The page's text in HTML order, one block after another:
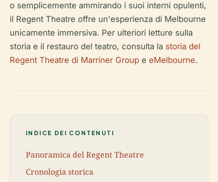
o semplicemente ammirando i suoi interni opulenti,
il Regent Theatre offre un'esperienza di Melbourne
unicamente immersiva. Per ulteriori letture sulla
storia e il restauro del teatro, consulta la storia del
Regent Theatre di Marriner Group e eMelbourne.
INDICE DEI CONTENUTI
Panoramica del Regent Theatre
Cronologia storica